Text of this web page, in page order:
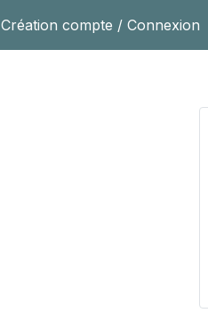
Création compte / Connexion